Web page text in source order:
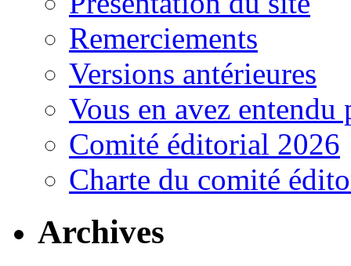
Remerciements
Versions antérieures
Vous en avez entendu
Comité éditorial 2026
Charte du comité
Archives